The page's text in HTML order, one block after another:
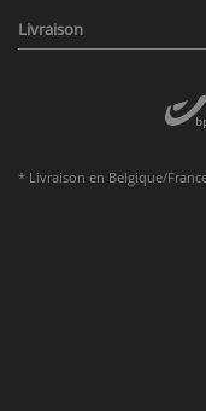
Livraison
* Livraison en Belgique/